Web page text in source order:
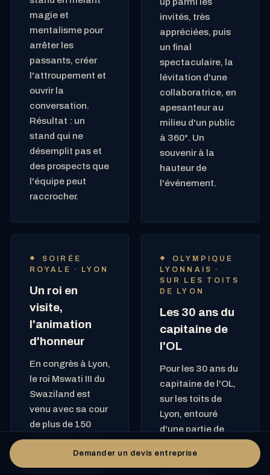
Demander un devis entreprise
magie et
mentalisme pour
arrêter les
passants, créer
l'attroupement et
ouvrir la
conversation.
Résultat : un
stand qui ne
désemplit pas et
des prospects que
l'équipe peut
raccrocher.
invités, très
appréciées, puis
un final
spectaculaire, la
lévitation d'une
collaboratrice, en
apesanteur au
milieu d'un public
à 360°. Un
souvenir à la
hauteur de
l'événement.
SOIRÉE
ROYALE · LYON
Un roi en
visite,
l'animation
d'honneur
En congrès à Lyon,
le roi Mswati III du
Swaziland est
venu avec sa cour
de plus de 150
personnes. J'étais
l'animation
principale de sa
OLYMPIQUE
LYONNAIS ·
SUR LES TOITS
DE LYON
Les 30 ans du
capitaine de
l'OL
Pour les 30 ans du
capitaine de l'OL,
sur les toits de
Lyon, entouré
d'une partie de
et de l'OL, j'ai